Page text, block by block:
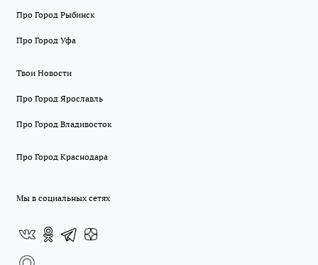
Про Город Рыбинск
Про Город Уфа
Твои Новости
Про Город Ярославль
Про Город Владивосток
Про Город Краснодара
Мы в социальных сетях